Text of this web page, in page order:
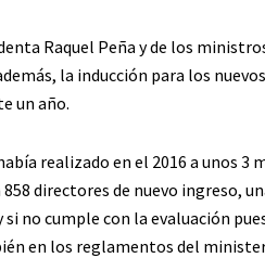
Raquel Peña y de los
la inducción para los
un año.
realizado en el 2016 a unos 3
directores de nuevo ingreso,
si no cumple con la evaluación
en los reglamentos del